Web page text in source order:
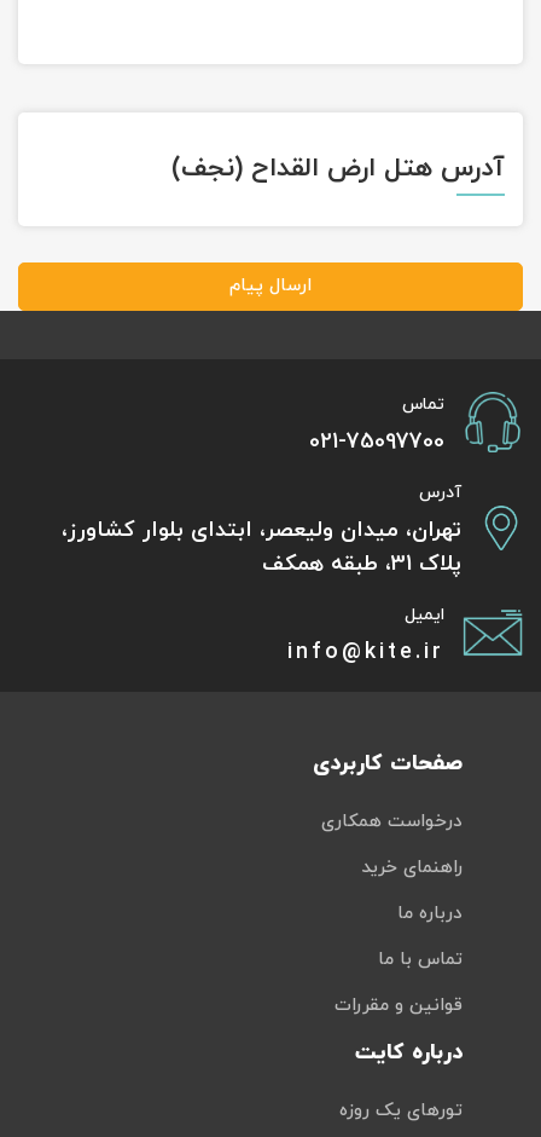
آدرس هتل ارض القداح (نجف)
ارسال پیام
تماس
021-75097700
آدرس
تهران، میدان ولیعصر، ابتدای بلوار کشاورز،
پلاک 31، طبقه همکف
ایمیل
info@kite.ir
صفحات کاربردی
درخواست همکاری
راهنمای خرید
درباره ما
تماس با ما
قوانین و مقررات
درباره کایت
تورهای یک روزه